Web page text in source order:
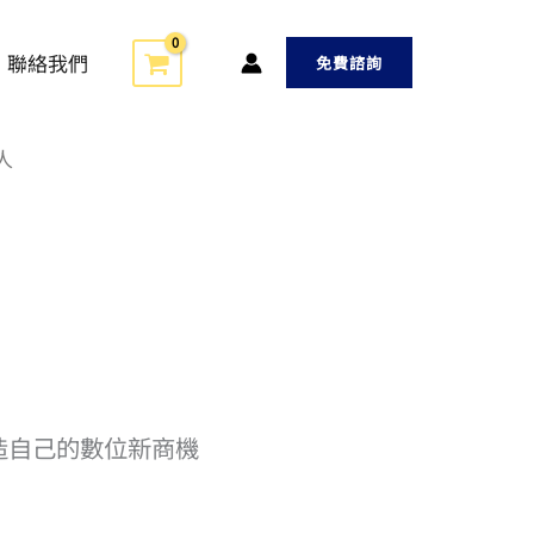
聯絡我們 免費諮詢
己的數位新商機